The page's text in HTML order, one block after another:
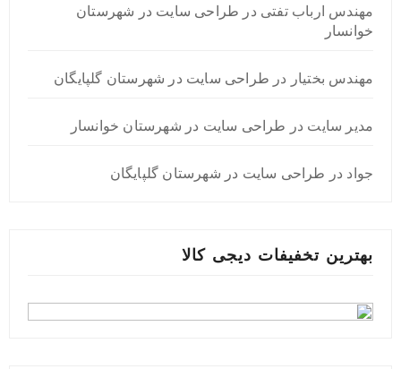
مهندس ارباب تفتی در طراحی سایت در شهرستان
خوانسار
مهندس بختیار در طراحی سایت در شهرستان گلپایگان
مدیر سایت در طراحی سایت در شهرستان خوانسار
جواد در طراحی سایت در شهرستان گلپایگان
بهترین تخفیفات دیجی کالا